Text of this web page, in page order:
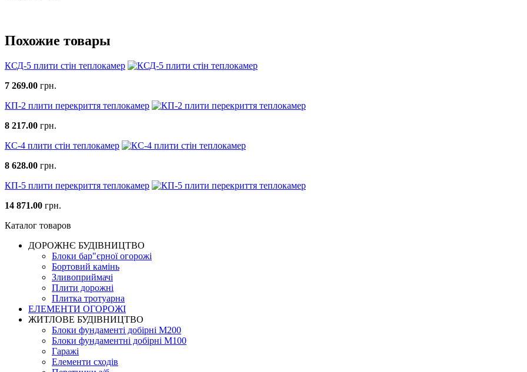
Похожие товары
КСД-5 плити стін теплокамер
7 269.00 грн.
КП-2 плити перекриття теплокамер
8 217.00 грн.
КС-4 плити стін теплокамер
8 628.00 грн.
КП-5 плити перекриття теплокамер
14 871.00 грн.
Каталог товаров
ДОРОЖНЄ БУДIВНИЦТВО
Блоки бар"єрної огорожі
Бортовий камінь
Зливоприймачі
Плити дорожні
Плитка тротуарна
ЕЛЕМЕНТИ ОГОРОЖІ
ЖИТЛОВЕ БУДIВНИЦТВО
Блоки фундаменті добірні М200
Блоки фундаментні добірні М100
Гаражі
Елементи сходів